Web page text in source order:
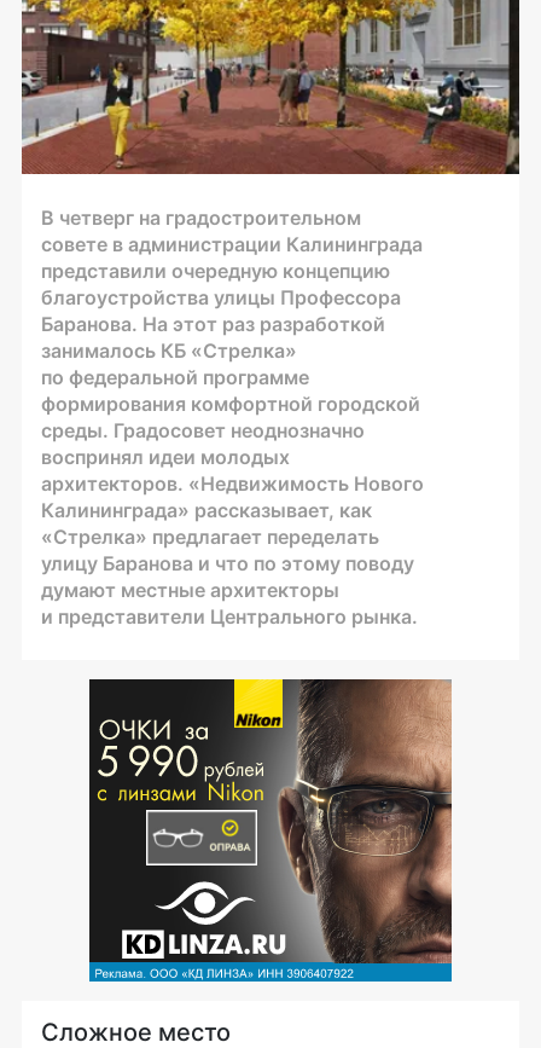
В четверг на градостроительном
совете в администрации Калининграда
представили очередную концепцию
благоустройства улицы Профессора
Баранова. На этот раз разработкой
занималось КБ «Стрелка»
по федеральной программе
формирования комфортной городской
среды. Градосовет неоднозначно
воспринял идеи молодых
архитекторов. «Недвижимость Нового
Калининграда» рассказывает, как
«Стрелка» предлагает переделать
улицу Баранова и что по этому поводу
думают местные архитекторы
и представители Центрального рынка.
Сложное место